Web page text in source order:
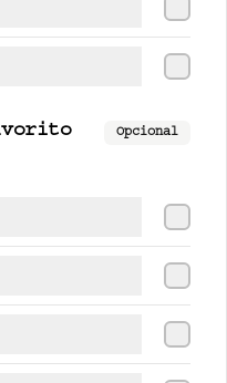
LEMONCHI 280 ml
lychee y lemongrass
Opcional